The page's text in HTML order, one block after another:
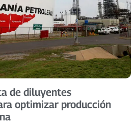
de diluyentes
optimizar producción